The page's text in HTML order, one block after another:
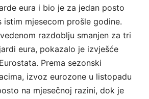
eura i bio je za jedan posto
istim mjesecom prošle godine.
razdoblju smanjen za tri
eura, pokazalo je izvješće
Prema sezonski
izvoz eurozone u listopadu
na mjesečnoj razini, dok je